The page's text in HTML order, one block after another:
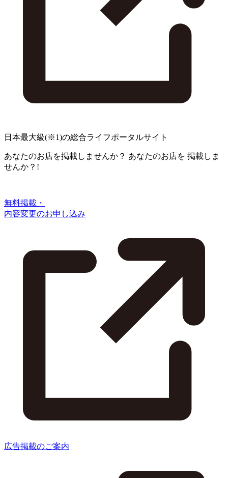
日本最大級(※1)の総合ライフポータルサイト
あなたのお店を掲載しませんか？ あなたのお店を 掲載しま
せんか？!
無料掲載・
内容変更のお申し込み
広告掲載のご案内